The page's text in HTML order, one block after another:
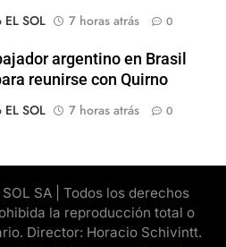
SOL
7 horas atrás 0
argentino en Brasil
reunirse con Quirno
SOL
7 horas atrás 0
SA | Todos los derechos
la reproducción total o
Director: Horacio Schivintt.